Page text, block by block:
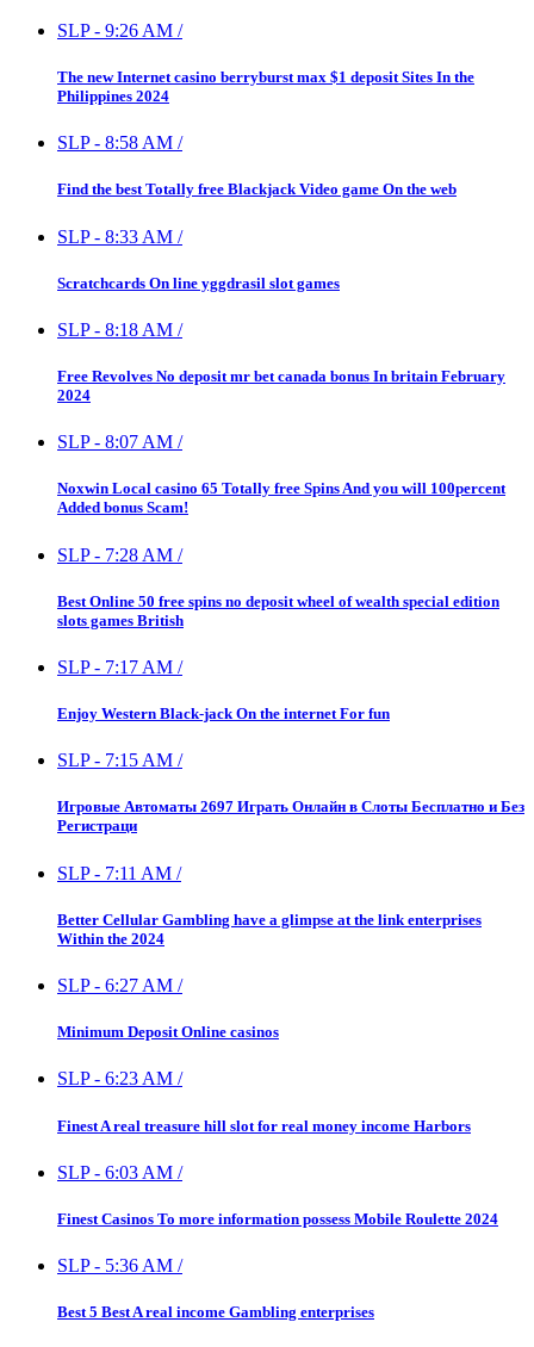
SLP- 9:26 AM /
The new Internet casino berryburst max $1 deposit Sites In the
Philippines 2024
SLP- 8:58 AM /
Find the best Totally free Blackjack Video game On the web
SLP- 8:33 AM /
Scratchcards On line yggdrasil slot games
SLP- 8:18 AM /
Free Revolves No deposit mr bet canada bonus In britain February
2024
SLP- 8:07 AM /
Noxwin Local casino 65 Totally free Spins And you will 100percent
Added bonus Scam!
SLP- 7:28 AM /
Best Online 50 free spins no deposit wheel of wealth special edition
slots games British
SLP- 7:17 AM /
Enjoy Western Black-jack On the internet For fun
SLP- 7:15 AM /
Игровые Автоматы 2697 Играть Онлайн в Слоты Бесплатно и Без
Регистраци
SLP- 7:11 AM /
Better Cellular Gambling have a glimpse at the link enterprises
Within the 2024
SLP- 6:27 AM /
Minimum Deposit Online casinos
SLP- 6:23 AM /
Finest A real treasure hill slot for real money income Harbors
SLP- 6:03 AM /
Finest Casinos To more information possess Mobile Roulette 2024
SLP- 5:36 AM /
Best 5 Best A real income Gambling enterprises